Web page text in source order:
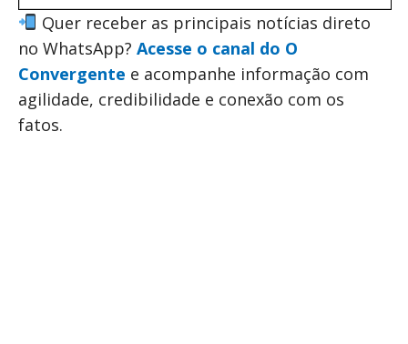
Quer receber as principais notícias direto
no WhatsApp? Acesse o canal do O
Convergente e acompanhe informação com
agilidade, credibilidade e conexão com os
fatos.